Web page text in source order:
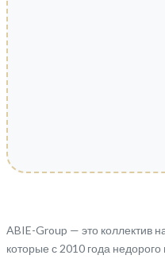
ABIE-Group — это коллектив
которые с 2010 года